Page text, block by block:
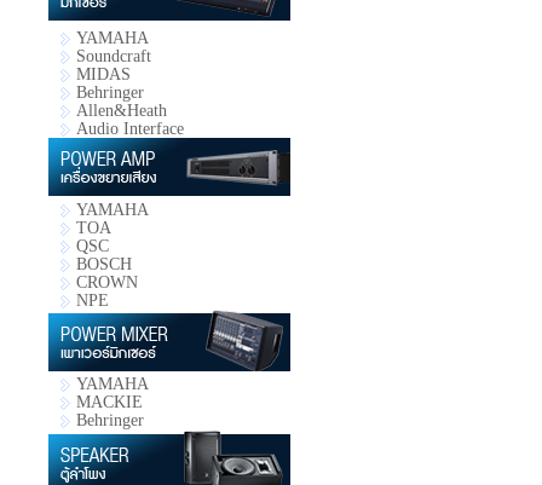
YAMAHA
Soundcraft
MIDAS
Behringer
Allen&Heath
Audio Interface
YAMAHA
TOA
QSC
BOSCH
CROWN
NPE
YAMAHA
MACKIE
Behringer